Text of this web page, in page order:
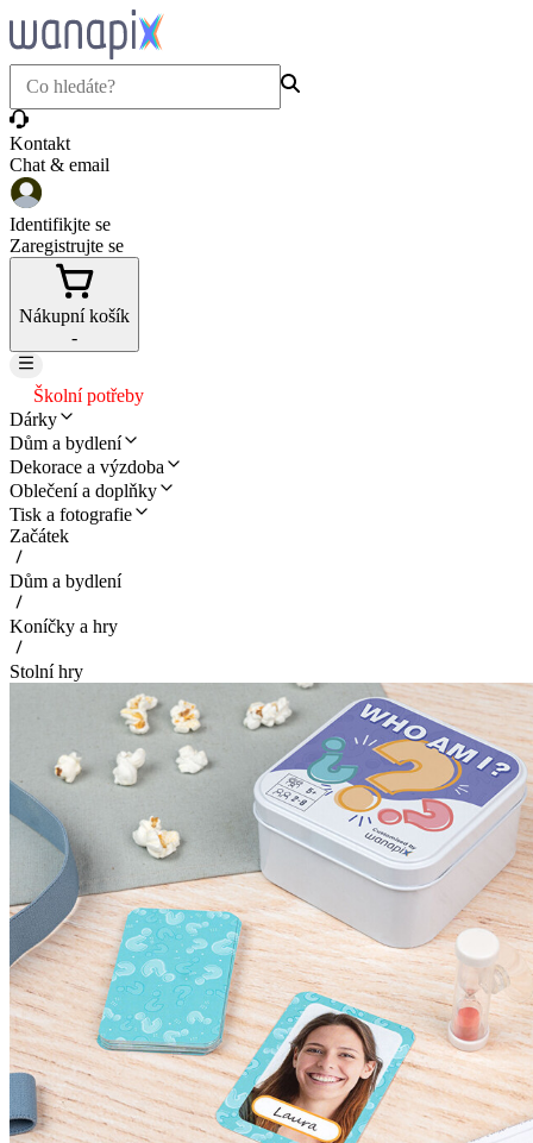
Kontakt
Chat & email
Identifikjte se
Zaregistrujte se
Nákupní košík
-
Školní potřeby
Dárky
Dům a bydlení
Dekorace a výzdoba
Oblečení a doplňky
Tisk a fotografie
Začátek
Dům a bydlení
Koníčky a hry
Stolní hry